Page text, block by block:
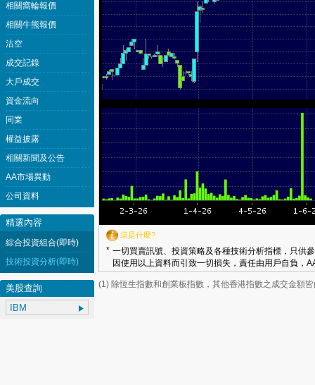
這是什麼?
* 一切買賣訊號、投資策略及各種技術分析指標，只供
因使用以上資料而引致一切損失，責任由用戶自負，
(1) 除恆生指數和創業板指數，其他香港指數之成交金額
相關窩輪報價
相關牛熊報價
沽空
成交記錄
大戶成交
資金流向
同業
權益披露
相關新聞及公告
AA市場異動
公司資料
精選內容
綜合投資組合(即時)
技術投資分析(即時)
美股查詢